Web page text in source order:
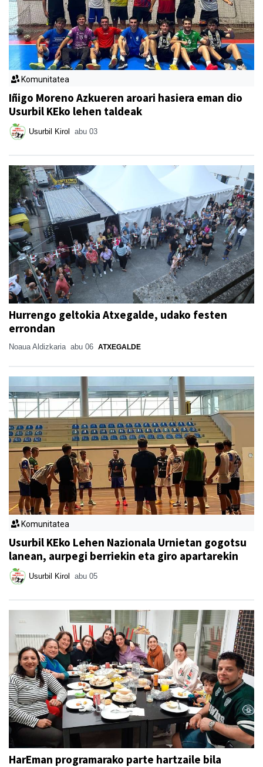
Komunitatea
Iñigo Moreno Azkueren aroari hasiera eman dio
Usurbil KEko lehen taldeak
Usurbil Kirol abu 03
Hurrengo geltokia Atxegalde, udako festen
errondan
Noaua Aldizkaria abu 06 ATXEGALDE
Komunitatea
Usurbil KEko Lehen Nazionala Urnietan gogotsu
lanean, aurpegi berriekin eta giro apartarekin
Usurbil Kirol abu 05
HarEman programarako parte hartzaile bila